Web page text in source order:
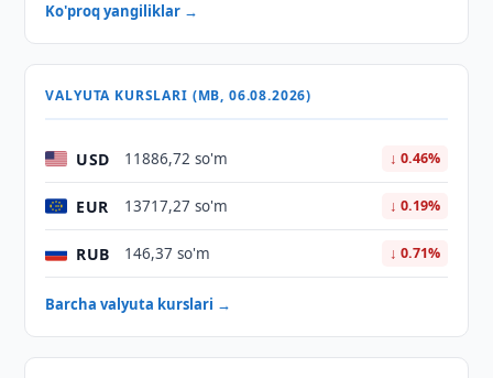
Ko'proq yangiliklar →
VALYUTA KURSLARI (MB, 06.08.2026)
USD 11886,72 so'm ↓ 0.46%
EUR 13717,27 so'm ↓ 0.19%
RUB 146,37 so'm ↓ 0.71%
Barcha valyuta kurslari →